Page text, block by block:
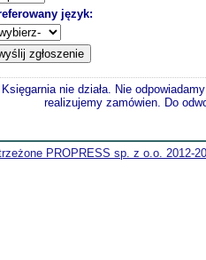
język:
Księgarnia nie działa. Nie
realizujemy zamówien. Do
PROPRESS sp. z o.o. 2012-